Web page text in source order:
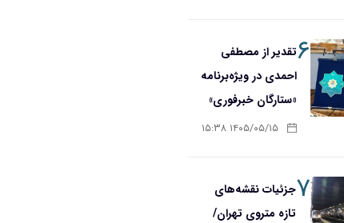
۶تقدیر از مصطفی
احمدی در ویژه‌برنامه
«ستارگان خبرفوری»
۱۴۰۵/۰۵/۱۵ ۱۵:۳۸
۷جزئیات نقشه‌های
تازه متروی تهران/